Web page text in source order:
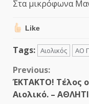
Στα μικρόφωνα
Like
Tags: Αιολικός ΑΟ
Continue
Reading
Previous:
ΈΚΤΑΚΤΟ! Τέλος
Αιολικό. –